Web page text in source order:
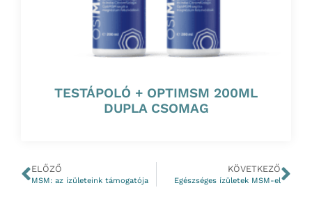
TESTÁPOLÓ + OPTIMSM 200ML
DUPLA CSOMAG
ELŐZŐ
MSM: az ízületeink támogatója
KÖVETKEZŐ
Egészséges ízületek MSM-el